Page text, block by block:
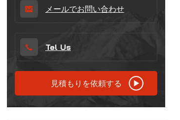
メールでお問い合わせ
Tel Us
見積もりを依頼する